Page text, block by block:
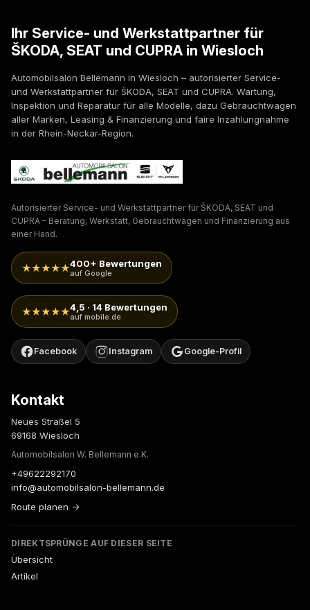
Ihr Service- und Werkstattpartner für
ŠKODA, SEAT und CUPRA in Wiesloch
Automobilsalon Bellemann in Wiesloch – autorisierter Service-
und Werkstattpartner für ŠKODA, SEAT und CUPRA. Wartung,
Inspektion und Reparatur für alle Modelle, dazu Gebrauchtwagen
aller Marken, Leasing & Finanzierung und faire Inzahlungnahme
in der Rhein-Neckar-Region.
Autorisierter Service- und Werkstattpartner für ŠKODA, SEAT und
CUPRA – Beratung, Werkstatt, Gebrauchtwagen und Finanzierung aus
einer Hand.
★★★★★400+ Bewertungen
auf Google
★★★★★4,5 · 14 Bewertungen
auf mobile.de
Facebook Instagram Google-Profil
Kontakt
Neues Sträßel 5
69168 Wiesloch
Automobilsalon W. Bellemann e.K.
+49622292170
info@automobilsalon-bellemann.de
Route planen →
DIREKTSPRÜNGE AUF DIESER SEITE
Übersicht
Artikel